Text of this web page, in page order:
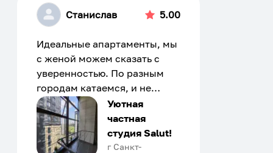
Станислав 5.00
Идеальные апартаменты, мы
с женой можем сказать с
уверенностью. По разным
городам катаемся, и не
только в России. Сервис на
отличном уровне. Хозяин
апартаментов доброй души
человек, всегда можно
Уютная
частная
студия Salut!
г Санкт-